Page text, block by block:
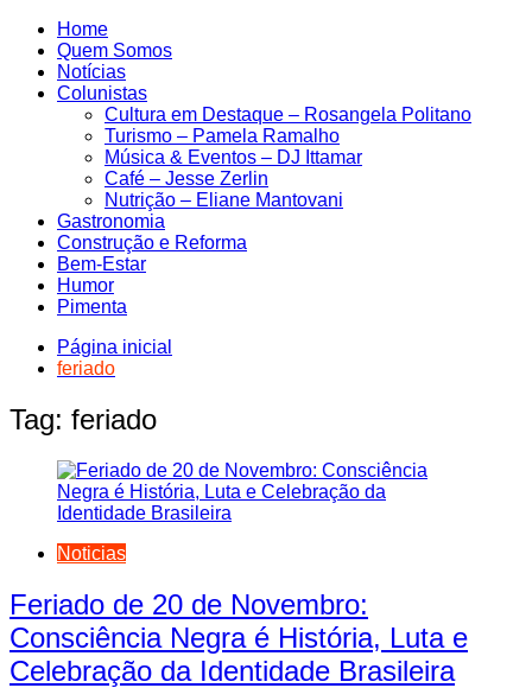
Home
Quem Somos
Notícias
Colunistas
Cultura em Destaque – Rosangela Politano
Turismo – Pamela Ramalho
Música & Eventos – DJ Ittamar
Café – Jesse Zerlin
Nutrição – Eliane Mantovani
Gastronomia
Construção e Reforma
Bem-Estar
Humor
Pimenta
Página inicial
feriado
Tag: feriado
Noticias
Feriado de 20 de Novembro:
Consciência Negra é História, Luta e
Celebração da Identidade Brasileira